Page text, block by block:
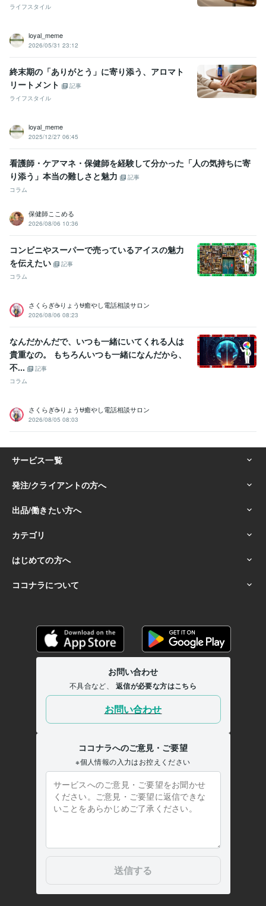
ライフスタイル
loyal_meme
2026/05/31 23:12
終末期の「ありがとう」に寄り添う、アロマト
リートメント
記事
ライフスタイル
loyal_meme
2025/12/27 06:45
看護師・ケアマネ・保健師を経験して分かった「人の気持ちに寄
り添う」本当の難しさと魅力
記事
コラム
保健師ここめる
2026/08/06 10:36
コンビニやスーパーで売っているアイスの魅力
を伝えたい
記事
コラム
さくらぎ☕りょう⛎癒やし電話相談サロン
2026/08/06 08:23
なんだかんだで、いつも一緒にいてくれる人は
貴重なの。 もちろんいつも一緒になんだから、
不...
記事
コラム
さくらぎ☕りょう⛎癒やし電話相談サロン
2026/08/05 08:03